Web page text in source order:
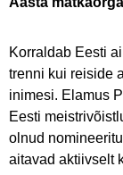
Korraldab Eesti
trenni kui reiside
inimesi. Elamus
Eesti
olnud
aitavad aktiivselt